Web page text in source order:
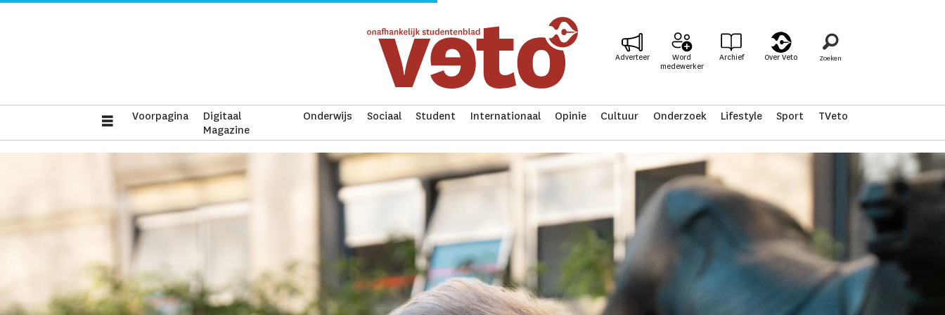
Adverteer
Word
medewerker
Archief Over Veto
Voorpagina
Digitaal
Magazine
Onderwijs Sociaal Student Internationaal Opinie Cultuur Onderzoek Lifestyle Sport TVeto